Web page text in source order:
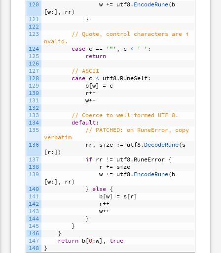
120
121
122
123
124
125
126
127
128
129
130
131
132
133
134
135
136
137
138
139
140
141
142
143
144
145
146
147
148
w += utf8.EncodeRune(b
[w:] , rr)
}
// Quote, control characters are i
nvalid.
case c == '"' , c < ' ' :
return
// ASCII
case c < utf8.RuneSelf:
b[w] = c
r++
w++
// Coerce to well-formed UTF-8.
default:
// PATCHED: on RuneError, copy
verbatim
rr, size := utf8.DecodeRune(s
[r:])
if rr != utf8.RuneError {
r += size
w += utf8.EncodeRune(b
[w:] , rr)
} else {
b[w] = s[r]
r++
w++
}
}
}
return b[0:w] , true
}